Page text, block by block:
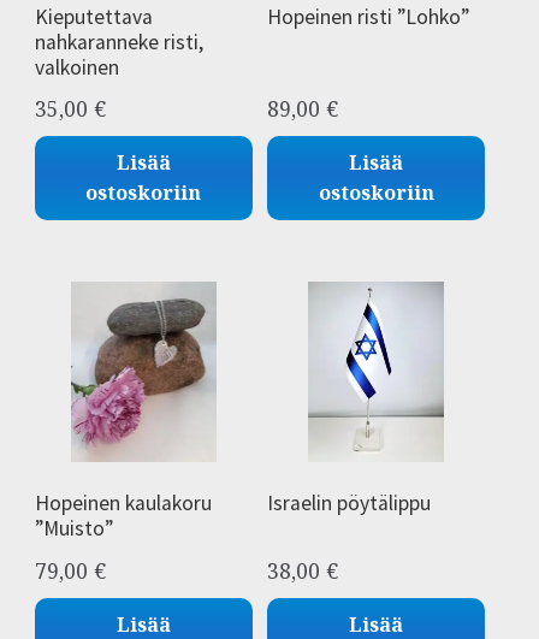
Kieputettava
nahkaranneke risti,
valkoinen
35,00 €
Lisää
ostoskoriin
Hopeinen risti ”Lohko”
89,00 €
Lisää
ostoskoriin
Hopeinen kaulakoru
”Muisto”
79,00 €
Lisää
Israelin pöytälippu
38,00 €
Lisää